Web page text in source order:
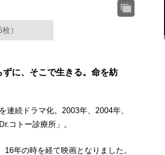
）
に、そこで生きる。命を紡
連続ドラマ化。2003年、2004年、
コトー診療所」。
年の時を経て映画となりました。